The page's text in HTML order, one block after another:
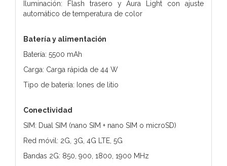
Iluminación: Flash trasero y Aura Light con ajuste
automático de temperatura de color
Batería y alimentación
Batería: 5500 mAh
Carga: Carga rápida de 44 W
Tipo de batería: Iones de litio
Conectividad
SIM: Dual SIM (nano SIM + nano SIM o microSD)
Red móvil: 2G, 3G, 4G LTE, 5G
Bandas 2G: 850, 900, 1800, 1900 MHz